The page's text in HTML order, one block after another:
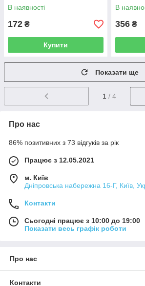
В наявності
172 ₴
Купити
В
356 ₴
Показати ще
1 / 4
Про нас
86% позитивних з 73 відгуків за рік
Працює з 12.05.2021
м. Київ
Дніпровська набережна 16-Г, Київ,
Контакти
Сьогодні працює з 10:00 до 19:00
Показати весь графік роботи
Про нас
Контакти